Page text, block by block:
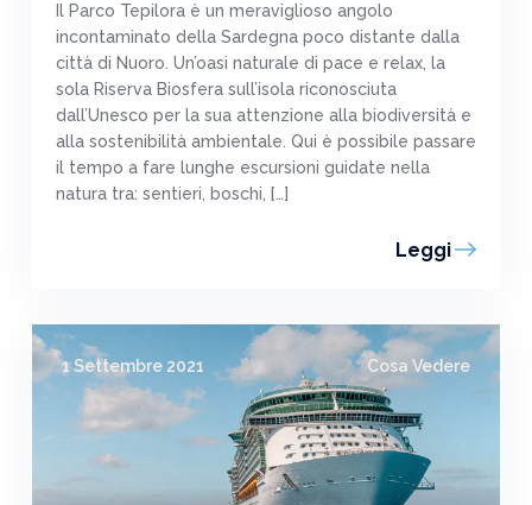
Il Parco Tepilora è un meraviglioso angolo
incontaminato della Sardegna poco distante dalla
città di Nuoro. Un’oasi naturale di pace e relax, la
sola Riserva Biosfera sull’isola riconosciuta
dall’Unesco per la sua attenzione alla biodiversità e
alla sostenibilità ambientale. Qui è possibile passare
il tempo a fare lunghe escursioni guidate nella
natura tra: sentieri, boschi, […]
Leggi
1 Settembre 2021 Cosa Vedere